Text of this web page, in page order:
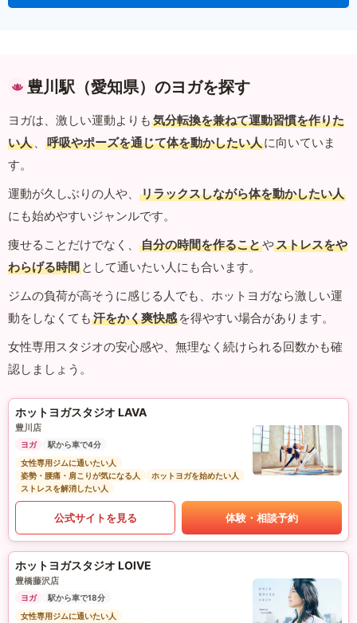
豊川駅（愛知県）のヨガを探す
ヨガは、激しい運動よりも 気分転換を兼ねて運動習慣を作りた
い人 、 呼吸やポーズを通じて体を動かしたい人に向いていま
す。
運動が久しぶりの人や、
リラックスしながら体を動かしたい人
にも始めやすいジャンルです。
痩せることだけでなく、
自分の時間を作ることやストレスをや
わらげる時間 として通いたい人にも合います。
ジムの負荷が高そうに感じる人でも、ホットヨガなら激しい運
動をしなくても 汗をかく爽快感 を得やすい場合があります。
女性専用スタジオの安心感や、無理なく続けられる回数かも確
認しましょう。
ホットヨガスタジオ LAVA
豊川店
ヨガ
駅から車で4分
女性専用ジムに通いたい人
姿勢・腰痛・肩こりが気になる人
ホットヨガを始めたい人
ストレスを解消したい人
公式サイトを見る 体験・相談予約
ホットヨガスタジオ LOIVE
豊橋藤沢店
ヨガ
駅から車で18分
女性専用ジムに通いたい人